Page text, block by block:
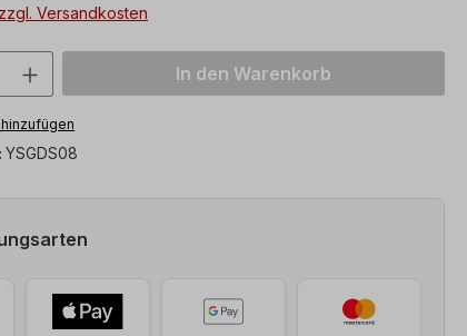
Versandkosten
Gib den gewünschten Wert
In den Warenkorb
YSGDS08